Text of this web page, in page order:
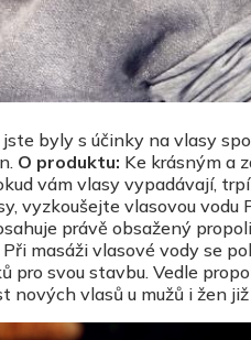
byly s účinky na vlasy
O produktu: Ke krásným a
vám vlasy vypadávají,
vyzkoušejte vlasovou vodu
právě obsažený
masáži vlasové vody se
svou stavbu. Vedle
vlasů u mužů i žen